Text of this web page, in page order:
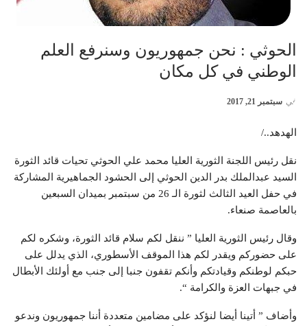
الحوثي : نحن جمهوريون وسنرفع العلم
الوطني في كل مكان
في سبتمبر 21, 2017
الهدهد../
نقل رئيس اللجنة الثورية العليا محمد علي الحوثي تحيات قائد الثورة
السيد عبدالملك بدر الدين الحوثي إلى الحشود الجماهيرية المشاركة
في حفل العيد الثالث لثورة الـ 26 من سبتمبر بميدان السبعين
بالعاصمة صنعاء.
وقال رئيس الثورية العليا ” ننقل لكم سلام قائد الثورة، وشكره لكم
على حضوركم ويقدر لكم هذا الموقف الأسطوري، الذي يدلل على
حبكم لوطنكم وقيادتكم وأنكم تقفون جنبا إلى جنب مع أولئك الأبطال
في جبهات العزة والكرامة “.
وأضاف ” أتينا أيضا لنؤكد على مضامين متعددة أننا جمهوريون وندعو